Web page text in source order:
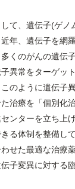
て、遺伝子(ゲノ
年、遺伝子を網
くのがんの遺伝
異常をターゲッ
のように遺伝子
治療を「個別化
ンターを立ち上
る体制を整備し
せた最適な治療
子変異に対する